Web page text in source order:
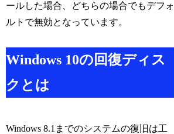
ールした場合、どちらの場合でもデフォ
ルトで無効となっています。
Windows 10の回復ディス
クとは
Windows 8.1までのシステムの復旧は工